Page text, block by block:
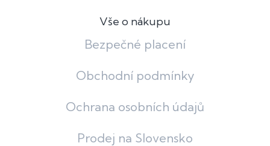
Vše o nákupu
Bezpečné placení
Obchodní podmínky
Ochrana osobních údajů
Prodej na Slovensko